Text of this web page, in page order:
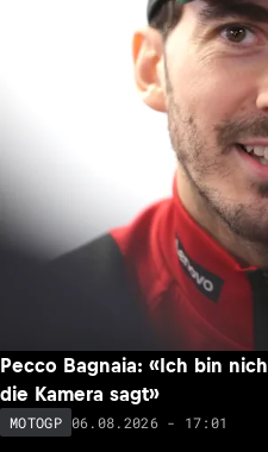
Pecco Bagnaia: «Ich bin
die Kamera sagt»
MOTOGP 06.08.2026 - 17:01